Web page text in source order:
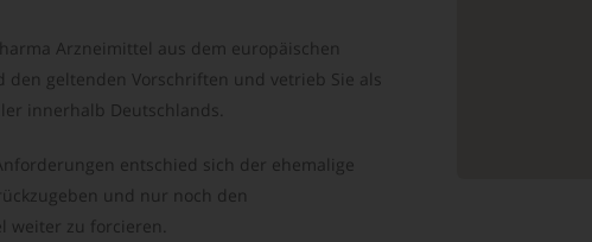
Arzneimittel aus dem europäischen
geltenden Vorschriften und vetrieb Sie als
innerhalb Deutschlands.
entschied sich der ehemalige
und nur noch den
weiter zu forcieren.